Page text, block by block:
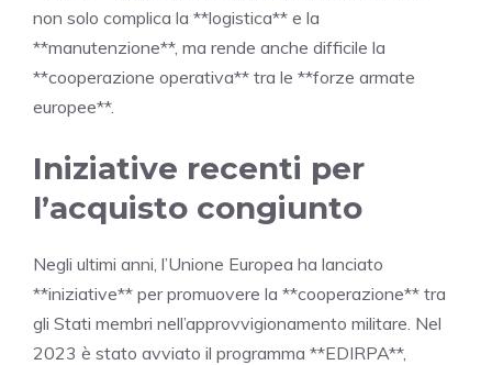
non solo complica la **logistica** e la
**manutenzione**, ma rende anche difficile la
**cooperazione operativa** tra le **forze armate
europee**.
Iniziative recenti per
l’acquisto congiunto
Negli ultimi anni, l’Unione Europea ha lanciato
**iniziative** per promuovere la **cooperazione** tra
gli Stati membri nell’approvvigionamento militare. Nel
2023 è stato avviato il programma **EDIRPA**,